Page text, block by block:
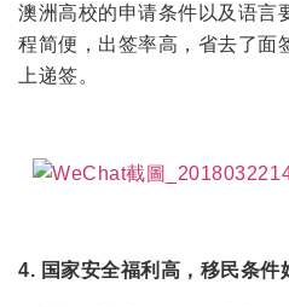
澳洲高校的申请条件以及语言
程简便，出签率高，省去了面
上递签。
4. 国家安全福利高，移民条件